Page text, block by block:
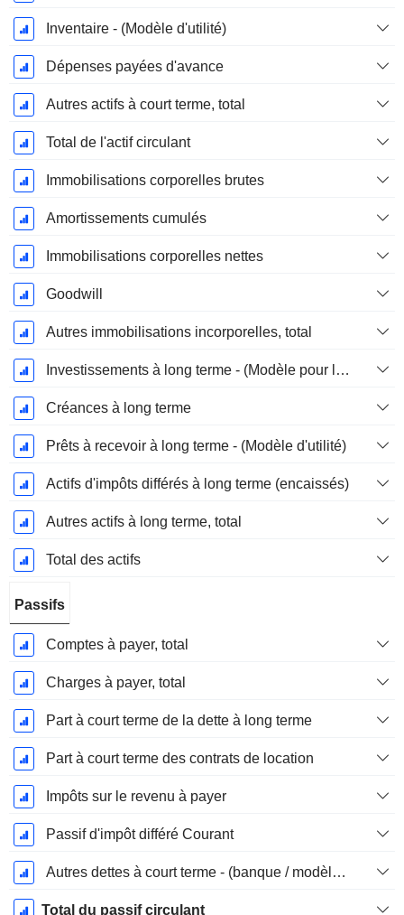
Inventaire - (Modèle d'utilité)
Dépenses payées d'avance
Autres actifs à court terme, total
Total de l'actif circulant
Immobilisations corporelles brutes
Amortissements cumulés
Immobilisations corporelles nettes
Goodwill
Autres immobilisations incorporelles, total
Investissements à long terme - (Modèle pour les services publics)
Créances à long terme
Prêts à recevoir à long terme - (Modèle d'utilité)
Actifs d'impôts différés à long terme (encaissés)
Autres actifs à long terme, total
Total des actifs
Passifs
Comptes à payer, total
Charges à payer, total
Part à court terme de la dette à long terme
Part à court terme des contrats de location
Impôts sur le revenu à payer
Passif d'impôt différé Courant
Autres dettes à court terme - (banque / modèle de service public)
Total du passif circulant